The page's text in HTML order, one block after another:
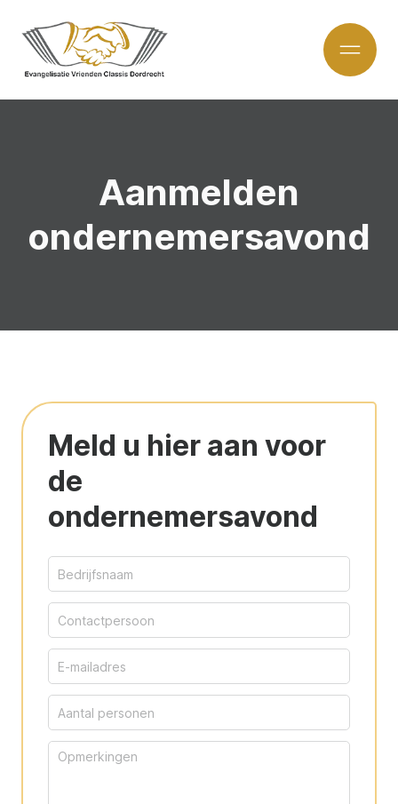
Aanmelden
ondernemersavond
Meld u hier aan voor
de
ondernemersavond